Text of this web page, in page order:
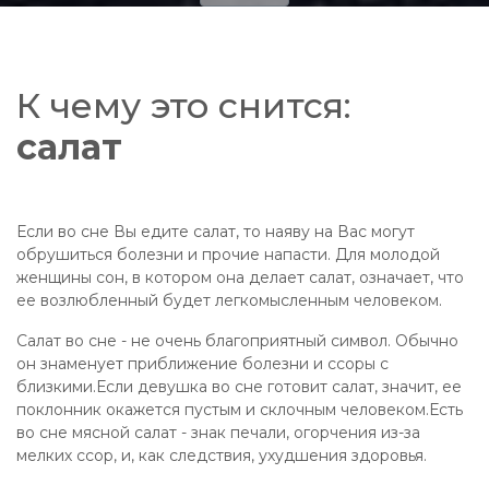
К чему это снится:
салат
Если во сне Вы едите салат, то наяву на Вас могут
обрушиться болезни и прочие напасти. Для молодой
женщины сон, в котором она делает салат, означает, что
ее возлюбленный будет легкомысленным человеком.
Салат во сне - не очень благоприятный символ. Обычно
он знаменует приближение болезни и ссоры с
близкими.Если девушка во сне готовит салат, значит, ее
поклонник окажется пустым и склочным человеком.Есть
во сне мясной салат - знак печали, огорчения из-за
мелких ссор, и, как следствия, ухудшения здоровья.